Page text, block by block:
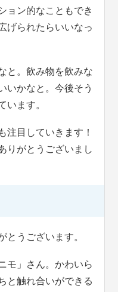
ョン的なこともでき
げられたらいいなっ
と。飲み物を飲みな
いかなと。今後そう
います。
注目していきます！
りがとうございまし
とうございます。
モ」さん。かわいら
と触れ合いができる